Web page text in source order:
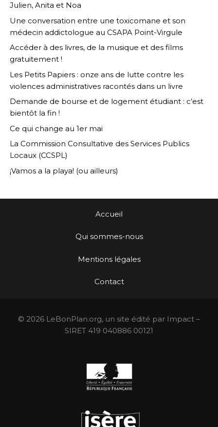
Julien, Anita et Noa
Une conversation entre une toxicomane et son
médecin addictologue au CSAPA Point-Virgule
Accéder à des livres, de la musique et des films
gratuitement !
Les Petits Papiers : onze ans de lutte contre les
violences administratives racontés dans un livre
Demande de bourse et de logement étudiant : c’est
bientôt la fin !
Ce qui change au 1er mai
La Commission Consultative des Services Publics
Locaux (CCSPL)
¡Vamos a la playa! (ou ailleurs)
Accueil
Qui sommes-nous
Mentions légales
Contact
© 2026 LeBonPlan.org, un site édité par Impact –
SIRET 419 040886 00121